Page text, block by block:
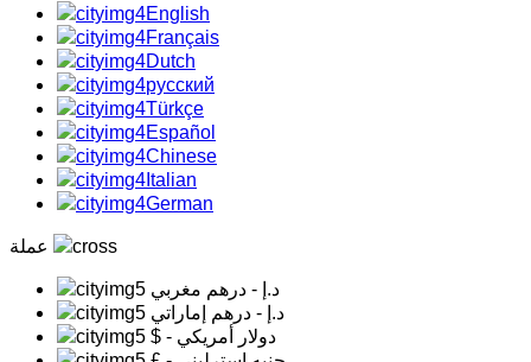
English
Français
Dutch
русский
Türkçe
Español
Chinese
Italian
German
د.إ - درهم مغربي
د.إ - درهم إماراتي
$
- دولار أمريكي